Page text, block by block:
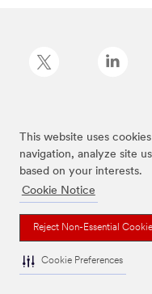
This website uses
navigation, analyze site
based on your interests.
Cookie Notice
Reject Non-Essential
Cookie Preferences